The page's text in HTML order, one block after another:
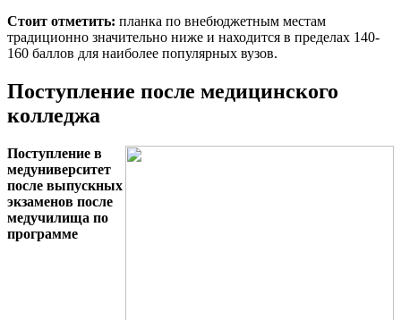
Стоит отметить: планка по внебюджетным местам
традиционно значительно ниже и находится в пределах 140-
160 баллов для наиболее популярных вузов.
Поступление после медицинского
колледжа
Поступление в
медуниверситет
после выпускных
экзаменов после
медучилища по
программе